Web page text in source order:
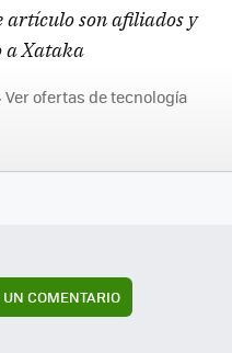
artículo son afiliados y
a Xataka
Ver ofertas de tecnología
COMENTARIO